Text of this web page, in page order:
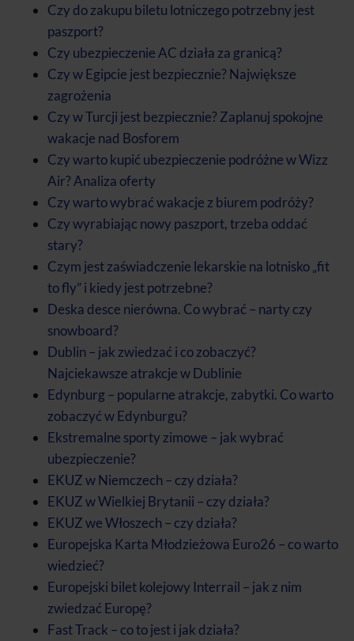
Czy do zakupu biletu lotniczego potrzebny jest
paszport?
Czy ubezpieczenie AC działa za granicą?
Czy w Egipcie jest bezpiecznie? Największe
zagrożenia
Czy w Turcji jest bezpiecznie? Zaplanuj spokojne
wakacje nad Bosforem
Czy warto kupić ubezpieczenie podróżne w Wizz
Air? Analiza oferty
Czy warto wybrać wakacje z biurem podróży?
Czy wyrabiając nowy paszport, trzeba oddać
stary?
Czym jest zaświadczenie lekarskie na lotnisko „fit
to fly” i kiedy jest potrzebne?
Deska desce nierówna. Co wybrać – narty czy
snowboard?
Dublin – jak zwiedzać i co zobaczyć?
Najciekawsze atrakcje w Dublinie
Edynburg – popularne atrakcje, zabytki. Co warto
zobaczyć w Edynburgu?
Ekstremalne sporty zimowe – jak wybrać
ubezpieczenie?
EKUZ w Niemczech – czy działa?
EKUZ w Wielkiej Brytanii – czy działa?
EKUZ we Włoszech – czy działa?
Europejska Karta Młodzieżowa Euro26 – co warto
wiedzieć?
Europejski bilet kolejowy Interrail – jak z nim
zwiedzać Europę?
Fast Track – co to jest i jak działa?